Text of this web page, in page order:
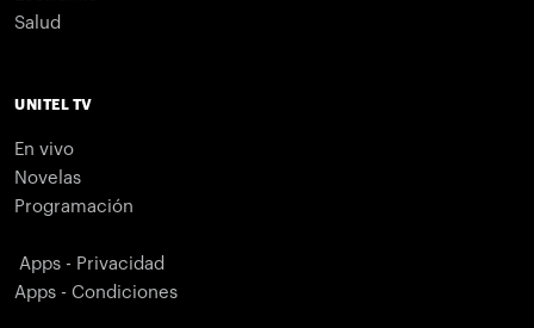
Salud
UNITEL TV
En vivo
Novelas
Programación
Apps - Privacidad
Apps - Condiciones